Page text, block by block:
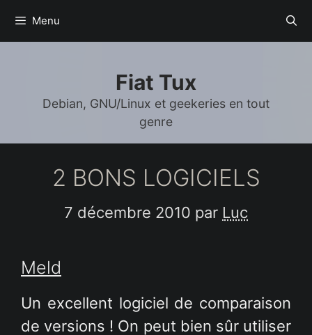
Menu
Fiat Tux
Debian, GNU/Linux et geekeries en tout
genre
2 BONS LOGICIELS
7 décembre 2010 par Luc
Meld
Un excellent logiciel de comparaison
de versions ! On peut bien sûr utiliser